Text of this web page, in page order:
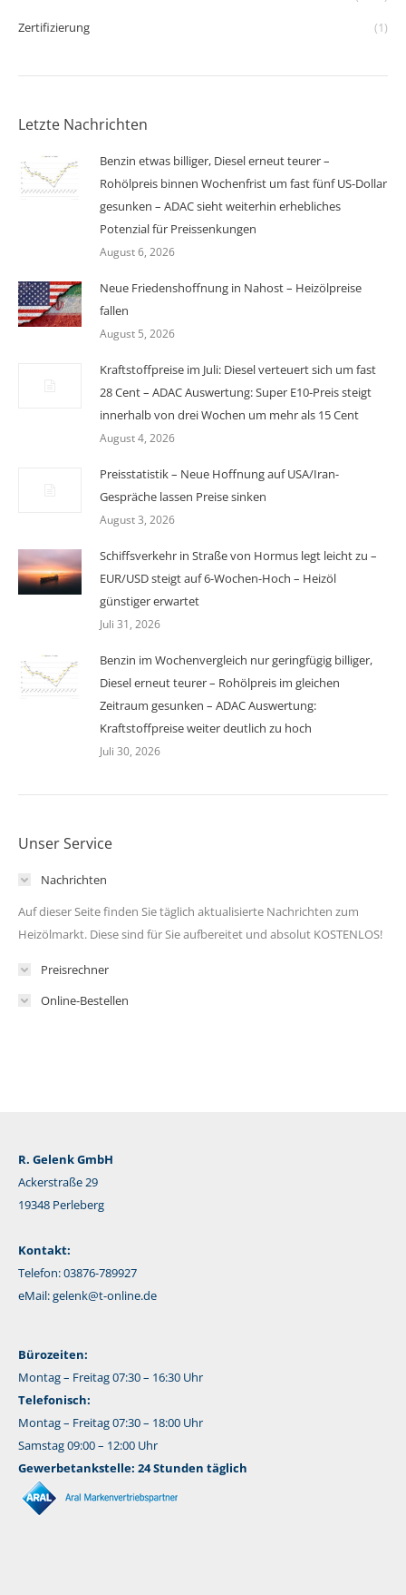
Zertifizierung
(1)
Letzte Nachrichten
Benzin etwas billiger, Diesel erneut teurer –
Rohölpreis binnen Wochenfrist um fast fünf US-Dollar
gesunken – ADAC sieht weiterhin erhebliches
Potenzial für Preissenkungen
August 6, 2026
Neue Friedenshoffnung in Nahost – Heizölpreise
fallen
August 5, 2026
Kraftstoffpreise im Juli: Diesel verteuert sich um fast
28 Cent – ADAC Auswertung: Super E10-Preis steigt
innerhalb von drei Wochen um mehr als 15 Cent
August 4, 2026
Preisstatistik – Neue Hoffnung auf USA/Iran-
Gespräche lassen Preise sinken
August 3, 2026
Schiffsverkehr in Straße von Hormus legt leicht zu –
EUR/USD steigt auf 6-Wochen-Hoch – Heizöl
günstiger erwartet
Juli 31, 2026
Benzin im Wochenvergleich nur geringfügig billiger,
Diesel erneut teurer – Rohölpreis im gleichen
Zeitraum gesunken – ADAC Auswertung:
Kraftstoffpreise weiter deutlich zu hoch
Juli 30, 2026
Unser Service
Nachrichten
Auf dieser Seite finden Sie täglich aktualisierte Nachrichten zum
Heizölmarkt. Diese sind für Sie aufbereitet und absolut KOSTENLOS!
Preisrechner
Online-Bestellen
R. Gelenk GmbH
Ackerstraße 29
19348 Perleberg
Kontakt:
Telefon: 03876-789927
eMail:gelenk@t-online.de
Bürozeiten:
Montag – Freitag 07:30 – 16:30 Uhr
Telefonisch:
Montag – Freitag 07:30 – 18:00 Uhr
Samstag 09:00 – 12:00 Uhr
Gewerbetankstelle: 24 Stunden täglich